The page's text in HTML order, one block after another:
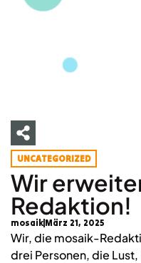
UNCATEGORIZED
Wir
Redaktion!
mosaik März 21, 2025
Wir, die mosaik-
drei Personen, die